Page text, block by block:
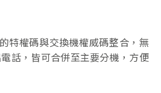
特權碼與交換機權威碼整合，無
話，皆可合併至主要分機，方便